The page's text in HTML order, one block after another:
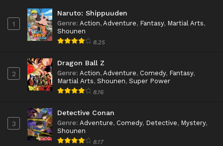
1
Naruto: Shippuuden
Genre: Action, Adventure, Fantasy, Martial Arts,
Shounen
8.25
2
Dragon Ball Z
Genre: Action, Adventure, Comedy, Fantasy,
Martial Arts, Shounen, Super Power
8.16
3
Detective Conan
Genre: Adventure, Comedy, Detective, Mystery,
Shounen
8.17